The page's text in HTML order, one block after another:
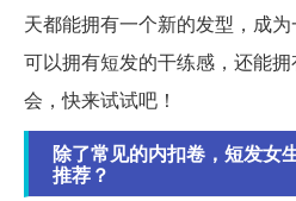
天都能拥有一个新的发型，成
可以拥有短发的干练感，还能
会，快来试试吧！
除了常见的内扣卷，短发女
推荐？